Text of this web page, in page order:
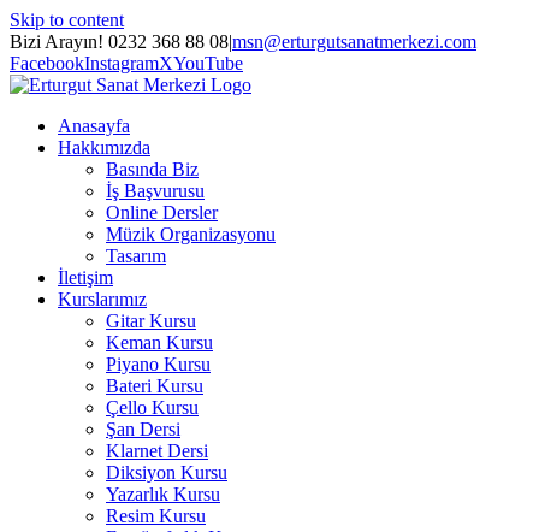
Skip to content
Bizi Arayın! 0232 368 88 08|msn@erturgutsanatmerkezi.com
FacebookInstagramXYouTube
Anasayfa
Hakkımızda
Basında Biz
İş Başvurusu
Online Dersler
Müzik Organizasyonu
Tasarım
İletişim
Kurslarımız
Gitar Kursu
Keman Kursu
Piyano Kursu
Bateri Kursu
Çello Kursu
Şan Dersi
Klarnet Dersi
Diksiyon Kursu
Yazarlık Kursu
Resim Kursu